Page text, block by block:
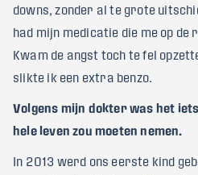
downs, zonder al te grote
had mijn medicatie die me op de
Kwam de angst toch te fel
slikte ik een extra benzo.
Volgens mijn dokter was het
hele leven zou moeten nemen.
In 2013 werd ons eerste kind